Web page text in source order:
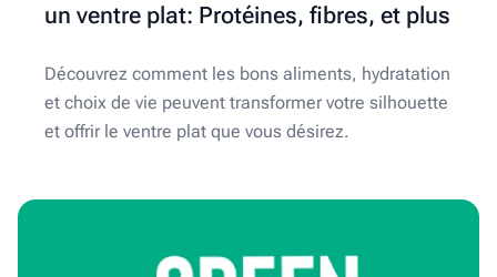
un ventre plat: Protéines, fibres, et plus
Découvrez comment les bons aliments, hydratation
et choix de vie peuvent transformer votre silhouette
et offrir le ventre plat que vous désirez.